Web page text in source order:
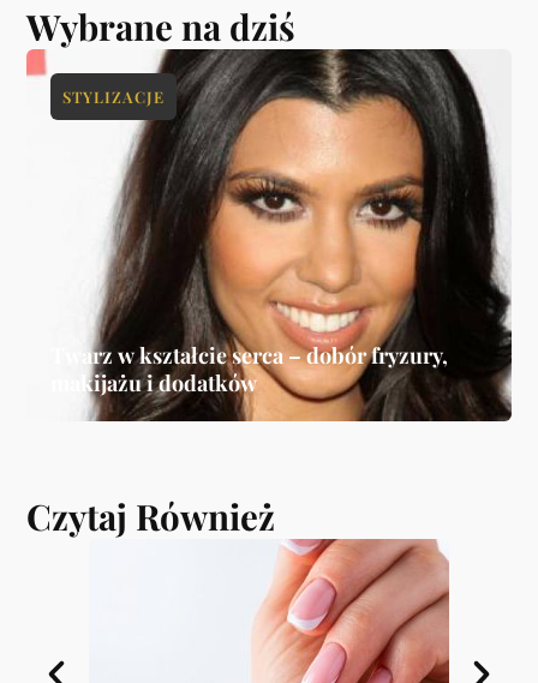
Wybrane na dziś
Twarz w kształcie serca – dobór fryzury,
makijażu i dodatków
STYLIZACJE
Czytaj Również